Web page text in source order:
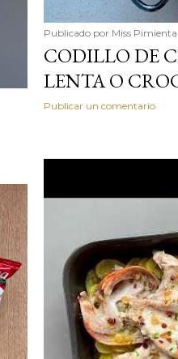
Publicado por Miss Pimienta
CODILLO DE
LENTA O
Publicar un comentario